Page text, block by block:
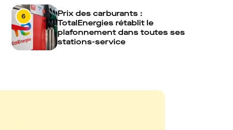
6
Prix des carburants :
TotalEnergies rétablit le
plafonnement dans toutes ses
stations-service